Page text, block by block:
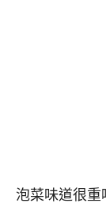
泡菜味道很